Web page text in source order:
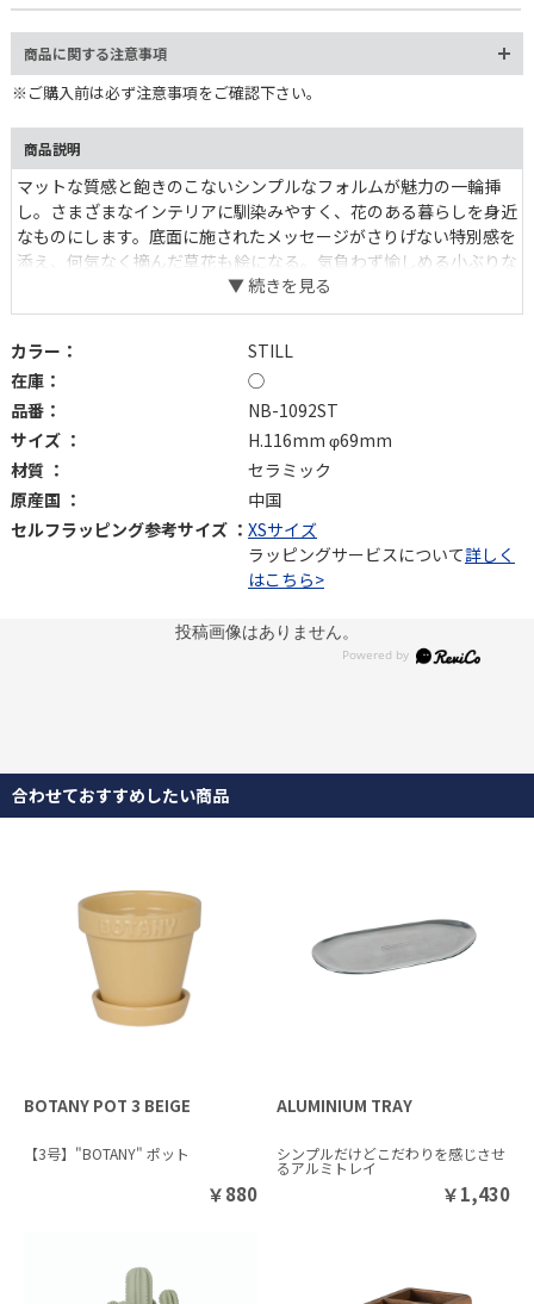
商品に関する注意事項
※ご購入前は必ず注意事項をご確認下さい。
商品説明
マットな質感と飽きのこないシンプルなフォルムが魅力の一輪挿
し。さまざまなインテリアに馴染みやすく、花のある暮らしを身近
なものにします。底面に施されたメッセージがさりげない特別感を
添え、何気なく摘んだ草花も絵になる。気負わず愉しめる小ぶりな
花瓶です。ちょっとしたギフトにもおすすめ。
カラー：
STILL
在庫：
◯
品番：
NB-1092ST
サイズ ：
H.116mm φ69mm
材質 ：
セラミック
原産国 ：
中国
セルフラッピング参考サイズ ： XSサイズ
ラッピングサービスについて詳しく
はこちら>
投稿画像はありません。
合わせておすすめしたい商品
BOTANY POT 3 BEIGE
【3号】"BOTANY" ポット
￥880
ALUMINIUM TRAY
シンプルだけどこだわりを感じさせ
るアルミトレイ
￥1,430